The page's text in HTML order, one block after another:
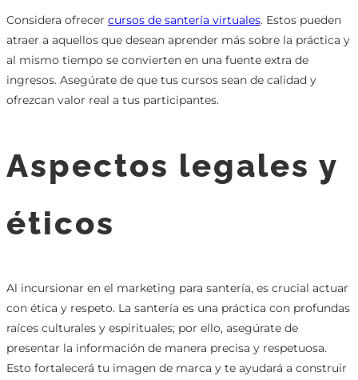
Considera ofrecer cursos de santería virtuales. Estos pueden
atraer a aquellos que desean aprender más sobre la práctica y
al mismo tiempo se convierten en una fuente extra de
ingresos. Asegúrate de que tus cursos sean de calidad y
ofrezcan valor real a tus participantes.
Aspectos legales y
éticos
Al incursionar en el marketing para santería, es crucial actuar
con ética y respeto. La santería es una práctica con profundas
raíces culturales y espirituales; por ello, asegúrate de
presentar la información de manera precisa y respetuosa.
Esto fortalecerá tu imagen de marca y te ayudará a construir